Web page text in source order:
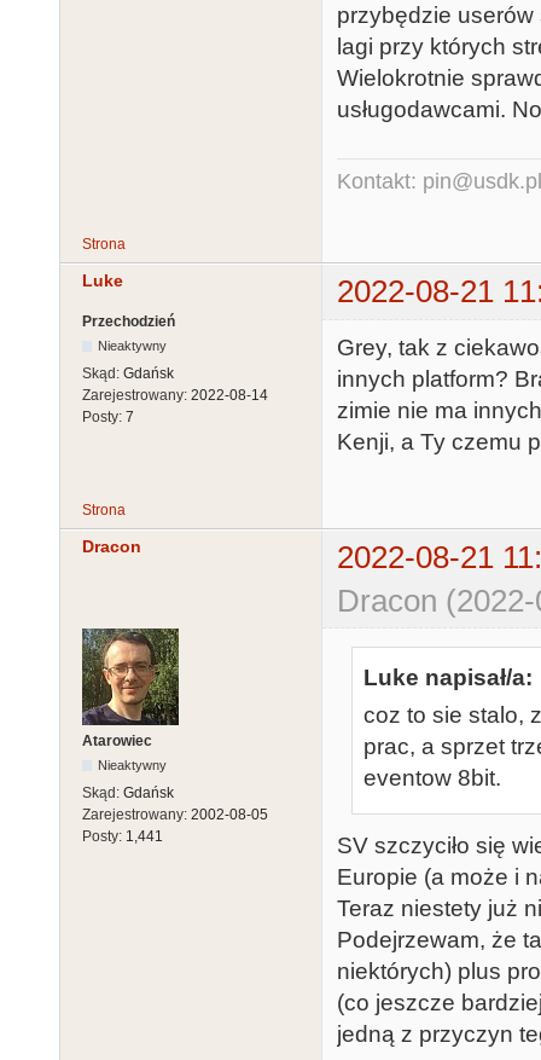
przybędzie userów
lagi przy których
Wielokrotnie
usługodawcami.
Kontakt: pin@usdk.pl
Strona
Luke 2022-08-21
Przechodzień
Nieaktywny
Skąd: Gdańsk
Zarejestrowany: 2022-08-14
Posty: 7
Grey, tak z
innych platform?
zimie nie ma
Kenji, a Ty czemu
Strona
Dracon
2022-08-21
Dracon
Atarowiec
Nieaktywny
Skąd: Gdańsk
Zarejestrowany: 2002-08-05
Posty: 1,441
Luke napisał/a:
coz to sie stalo,
prac, a sprzet
eventow 8bit.
SV szczyciło się
Europie (a może i
Teraz niestety już
Podejrzewam, że
niektórych) plus
(co jeszcze
jedną z przyczyn